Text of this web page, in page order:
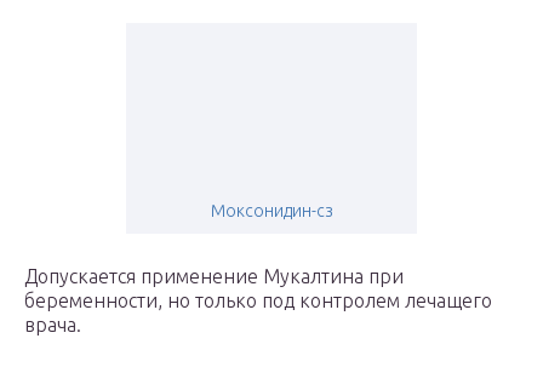
Моксонидин-сз
Допускается применение Мукалтина при
беременности, но только под контролем лечащего
врача.